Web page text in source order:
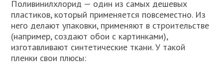
Поливинилхлорид — один из самых дешевых
пластиков, который применяется повсеместно. Из
него делают упаковки, применяют в строительстве
(например, создают обои с картинками),
изготавливают синтетические ткани. У такой
пленки свои плюсы: